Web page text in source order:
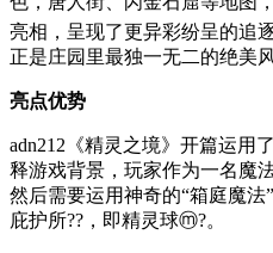
亮相，呈现了更异彩纷呈的追
正是庄园里最独一无二的绝美风
亮点优势
adn212《精灵之境》开篇运用
释游戏背景，玩家作为一名魔
然后需要运用神奇的“箱庭魔
庇护所??，即精灵球ⓜ?。